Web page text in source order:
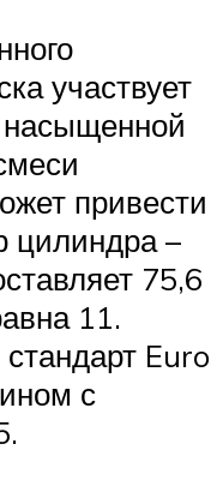
участвует
привести
цилиндра –
75,6
11.
Euro
с